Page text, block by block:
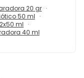
20 gr
50 ml
ml
40 ml